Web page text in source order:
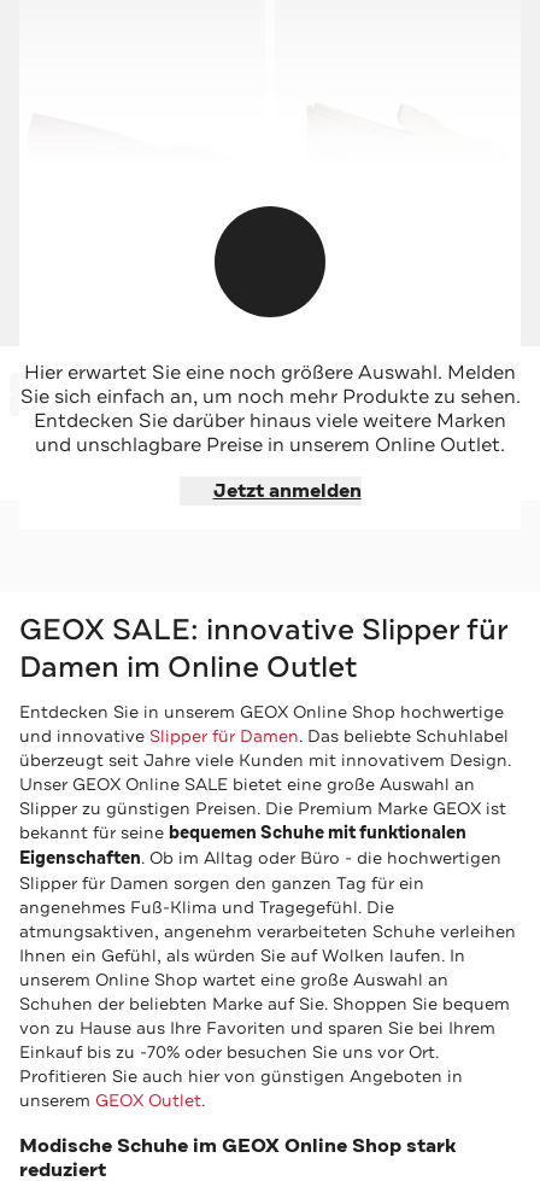
GEOX
Slipper 'Charyssa' weinrot
-66%*
Sale
Jetzt shoppen
GEOX
Loafer 'Spherica' graugrün
-65%*
Sale
Jetzt shoppen
Hier erwartet Sie eine noch größere Auswahl. Melden
Sie sich einfach an, um noch mehr Produkte zu sehen.
Entdecken Sie darüber hinaus viele weitere Marken
und unschlagbare Preise in unserem Online Outlet.
Jetzt anmelden
GEOX SALE: innovative Slipper für
Damen im Online Outlet
Entdecken Sie in unserem GEOX Online Shop hochwertige
und innovative Slipper für Damen. Das beliebte Schuhlabel
überzeugt seit Jahre viele Kunden mit innovativem Design.
Unser GEOX Online SALE bietet eine große Auswahl an
Slipper zu günstigen Preisen. Die Premium Marke GEOX ist
bekannt für seine bequemen Schuhe mit funktionalen
Eigenschaften. Ob im Alltag oder Büro - die hochwertigen
Slipper für Damen sorgen den ganzen Tag für ein
angenehmes Fuß-Klima und Tragegefühl. Die
atmungsaktiven, angenehm verarbeiteten Schuhe verleihen
Ihnen ein Gefühl, als würden Sie auf Wolken laufen. In
unserem Online Shop wartet eine große Auswahl an
Schuhen der beliebten Marke auf Sie. Shoppen Sie bequem
von zu Hause aus Ihre Favoriten und sparen Sie bei Ihrem
Einkauf bis zu -70% oder besuchen Sie uns vor Ort.
Profitieren Sie auch hier von günstigen Angeboten in
unserem GEOX Outlet.
Modische Schuhe im GEOX Online Shop stark
reduziert